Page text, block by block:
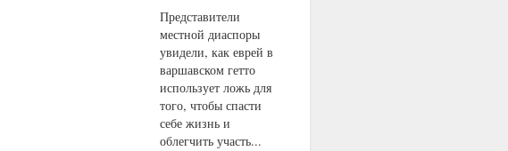
Представители
местной диаспоры
увидели, как еврей в
варшавском гетто
использует ложь для
того, чтобы спасти
себе жизнь и
облегчить участь...